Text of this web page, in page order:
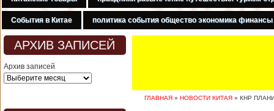
События в Китае политика события общество экономика финансы
АРХИВ ЗАПИСЕЙ
Архив записей
ГЛАВНАЯ » НОВОСТИ КИТАЯ » КНР